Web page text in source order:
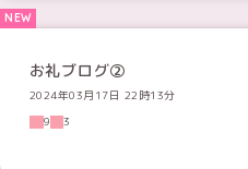
お礼ブログ②
2024年03月17日 22時13分
9
3